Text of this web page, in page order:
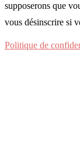
supposerons que
vous désinscrire si
Politique de